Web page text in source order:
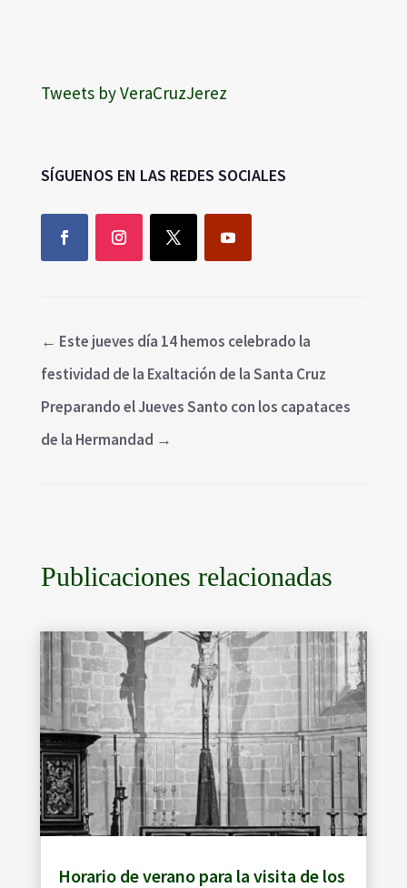
Tweets by VeraCruzJerez
SÍGUENOS EN LAS REDES SOCIALES
← Este jueves día 14 hemos celebrado la
festividad de la Exaltación de la Santa Cruz
Preparando el Jueves Santo con los capataces
de la Hermandad →
Publicaciones relacionadas
Horario de verano para la visita de los